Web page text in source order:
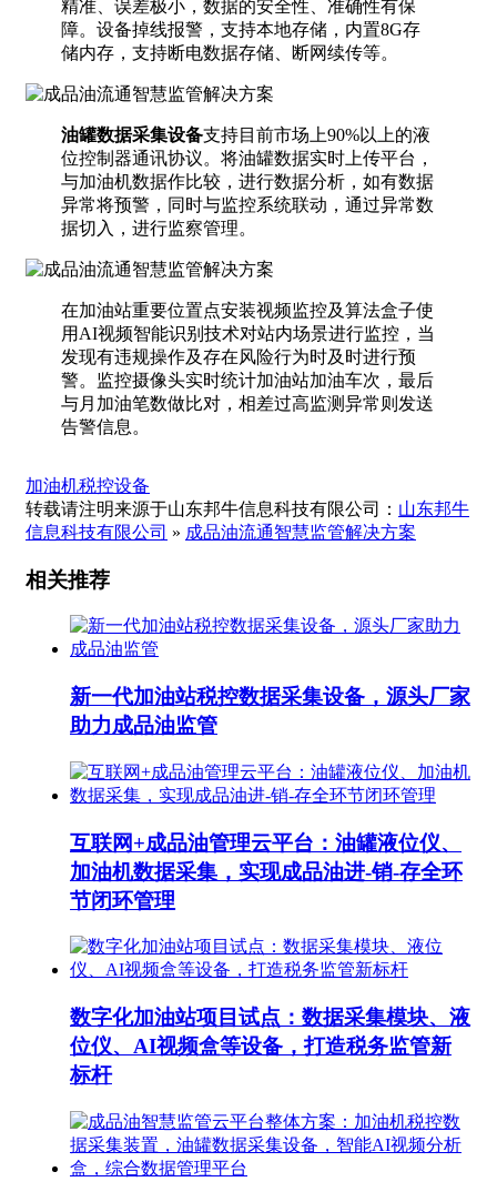
精准、误差极小，数据的安全性、准确性有保
障。设备掉线报警，支持本地存储，内置8G存
储内存，支持断电数据存储、断网续传等。
油罐数据采集设备支持目前市场上90%以上的液
位控制器通讯协议。将油罐数据实时上传平台，
与加油机数据作比较，进行数据分析，如有数据
异常将预警，同时与监控系统联动，通过异常数
据切入，进行监察管理。
在加油站重要位置点安装视频监控及算法盒子使
用AI视频智能识别技术对站内场景进行监控，当
发现有违规操作及存在风险行为时及时进行预
警。监控摄像头实时统计加油站加油车次，最后
与月加油笔数做比对，相差过高监测异常则发送
告警信息。
加油机税控设备
转载请注明来源于山东邦牛信息科技有限公司： 山东邦牛
信息科技有限公司 » 成品油流通智慧监管解决方案
相关推荐
新一代加油站税控数据采集设备，源头厂家
助力成品油监管
互联网+成品油管理云平台：油罐液位仪、
加油机数据采集，实现成品油进-销-存全环
节闭环管理
数字化加油站项目试点：数据采集模块、液
位仪、AI视频盒等设备，打造税务监管新
标杆